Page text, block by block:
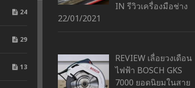
24
29
13
IN รีวิวเครื่องมือช่าง
22/01/2021
REVIEW เลื่อยวงเดือน
ไฟฟ้า BOSCH GKS
7000 ยอดนิยมในสาย